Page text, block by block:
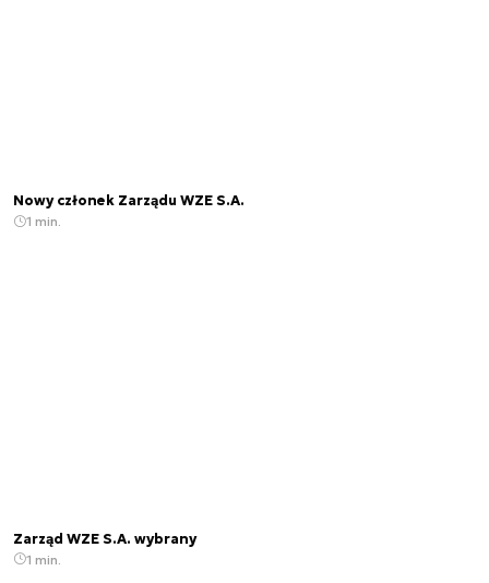
Nowy członek Zarządu WZE S.A.
1 min.
Zarząd WZE S.A. wybrany
1 min.